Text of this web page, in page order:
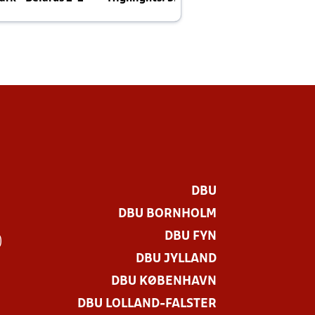
DBU
DBU BORNHOLM
DBU FYN
DBU JYLLAND
DBU KØBENHAVN
DBU LOLLAND-FALSTER